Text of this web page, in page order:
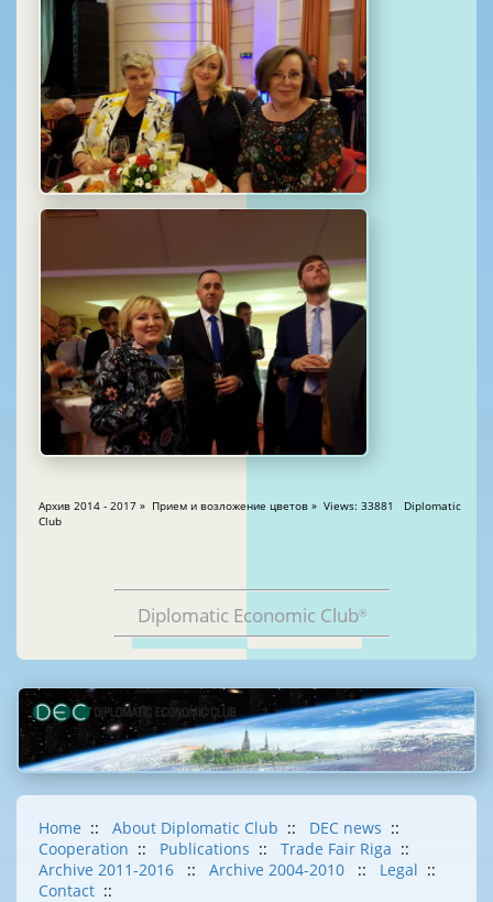
Архив 2014 - 2017 » Прием и возложение цветов » Views: 33881 Diplomatic
Club
Diplomatic Economic Club®
Home :: About Diplomatic Club :: DEC news ::
Cooperation :: Publications :: Trade Fair Riga ::
Archive 2011-2016
:: Archive 2004-2010 :: Legal ::
Contact ::